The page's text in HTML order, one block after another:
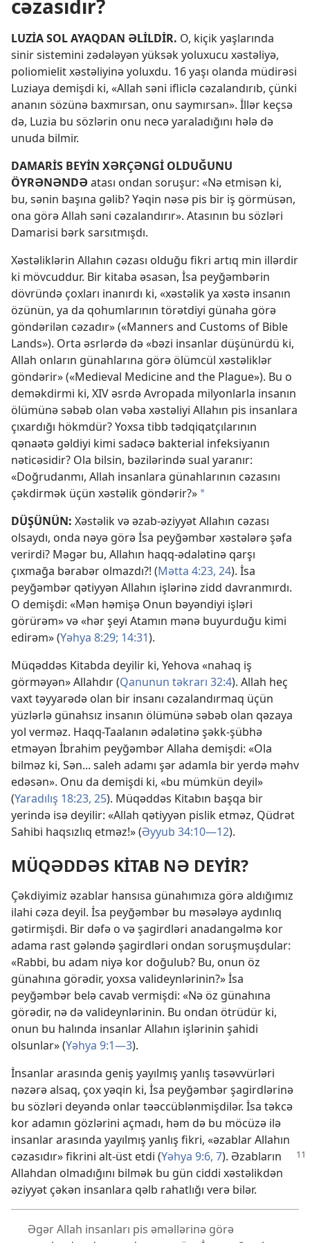
cəzasıdır?
LUZİA SOL AYAQDAN ƏLİLDİR. O, kiçik yaşlarında
sinir sistemini zədələyən yüksək yoluxucu xəstəliyə,
poliomielit xəstəliyinə yoluxdu. 16 yaşı olanda müdirəsi
Luziaya demişdi ki, «Allah səni ifliclə cəzalandırıb, çünki
ananın sözünə baxmırsan, onu saymırsan». İllər keçsə
də, Luzia bu sözlərin onu necə yaraladığını hələ də
unuda bilmir.
DAMARİS BEYİN XƏRÇƏNGİ OLDUĞUNU
ÖYRƏNƏNDƏ atası ondan soruşur: «Nə etmisən ki,
bu, sənin başına gəlib? Yəqin nəsə pis bir iş görmüsən,
ona görə Allah səni cəzalandırır». Atasının bu sözləri
Damarisi bərk sarsıtmışdı.
Xəstəliklərin Allahın cəzası olduğu fikri artıq min illərdir
ki mövcuddur. Bir kitaba əsasən, İsa peyğəmbərin
dövründə çoxları inanırdı ki, «xəstəlik ya xəstə insanın
özünün, ya da qohumlarının törətdiyi günaha görə
göndərilən cəzadır» («Manners and Customs of Bible
Lands»). Orta əsrlərdə də «bəzi insanlar düşünürdü ki,
Allah onların günahlarına görə ölümcül xəstəliklər
göndərir» («Medieval Medicine and the Plague»). Bu o
deməkdirmi ki, XIV əsrdə Avropada milyonlarla insanın
ölümünə səbəb olan vəba xəstəliyi Allahın pis insanlara
çıxardığı hökmdür? Yoxsa tibb tədqiqatçılarının
qənaətə gəldiyi kimi sadəcə bakterial infeksiyanın
nəticəsidir? Ola bilsin, bəzilərində sual yaranır:
«Doğrudanmı, Allah insanlara günahlarının cəzasını
çəkdirmək üçün xəstəlik göndərir?» *
DÜŞÜNÜN: Xəstəlik və əzab-əziyyət Allahın cəzası
olsaydı, onda nəyə görə İsa peyğəmbər xəstələrə şəfa
verirdi? Məgər bu, Allahın haqq-ədalətinə qarşı
çıxmağa bərabər olmazdı?! (Mətta 4:23, 24). İsa
peyğəmbər qətiyyən Allahın işlərinə zidd davranmırdı.
O demişdi: «Mən həmişə Onun bəyəndiyi işləri
görürəm» və «hər şeyi Atamın mənə buyurduğu kimi
edirəm» (Yəhya 8:29; 14:31).
Müqəddəs Kitabda deyilir ki, Yehova «nahaq iş
görməyən» Allahdır (Qanunun təkrarı 32:4). Allah heç
vaxt təyyarədə olan bir insanı cəzalandırmaq üçün
yüzlərlə günahsız insanın ölümünə səbəb olan qəzaya
yol verməz. Haqq-Taalanın ədalətinə şəkk-şübhə
etməyən İbrahim peyğəmbər Allaha demişdi: «Ola
bilməz ki, Sən... saleh adamı şər adamla bir yerdə məhv
edəsən». Onu da demişdi ki, «bu mümkün deyil»
(Yaradılış 18:23, 25). Müqəddəs Kitabın başqa bir
yerində isə deyilir: «Allah qətiyyən pislik etməz, Qüdrət
Sahibi haqsızlıq etməz!» (Əyyub 34:10—12).
MÜQƏDDƏS KİTAB NƏ DEYİR?
Çəkdiyimiz əzablar hansısa günahımıza görə aldığımız
ilahi cəza deyil. İsa peyğəmbər bu məsələyə aydınlıq
gətirmişdi. Bir dəfə o və şagirdləri anadangəlmə kor
adama rast gələndə şagirdləri ondan soruşmuşdular:
«Rabbi, bu adam niyə kor doğulub? Bu, onun öz
günahına görədir, yoxsa valideynlərinin?» İsa
peyğəmbər belə cavab vermişdi: «Nə öz günahına
görədir, nə də valideynlərinin. Bu ondan ötrüdür ki,
onun bu halında insanlar Allahın işlərinin şahidi
olsunlar» (Yəhya 9:1—3).
İnsanlar arasında geniş yayılmış yanlış təsəvvürləri
nəzərə alsaq, çox yəqin ki, İsa peyğəmbər şagirdlərinə
bu sözləri deyəndə onlar təəccüblənmişdilər. İsa təkcə
kor adamın gözlərini açmadı, həm də bu möcüzə ilə
insanlar arasında yayılmış yanlış fikri, «əzablar Allahın
cəzasıdır» fikrini alt-üst etdi (Yəhya 9:6, 7). Əzabların
Allahdan olmadığını bilmək bu gün ciddi xəstəlikdən
əziyyət çəkən insanlara qəlb rahatlığı verə bilər.
Əgər Allah insanları pis əməllərinə görə